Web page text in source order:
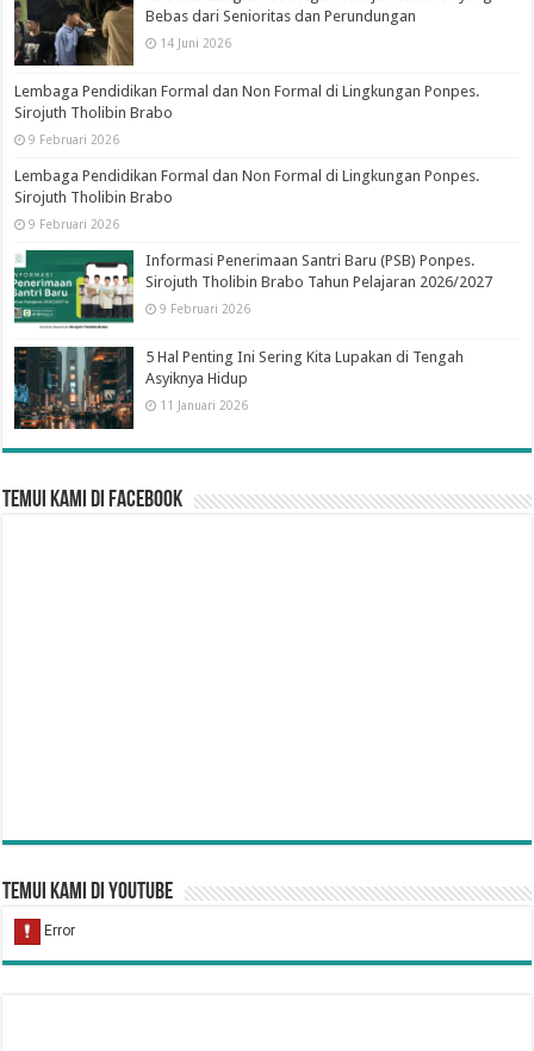
Bebas dari Senioritas dan Perundungan
14 Juni 2026
Lembaga Pendidikan Formal dan Non Formal di Lingkungan Ponpes.
Sirojuth Tholibin Brabo
9 Februari 2026
Lembaga Pendidikan Formal dan Non Formal di Lingkungan Ponpes.
Sirojuth Tholibin Brabo
9 Februari 2026
Informasi Penerimaan Santri Baru (PSB) Ponpes.
Sirojuth Tholibin Brabo Tahun Pelajaran 2026/2027
9 Februari 2026
5 Hal Penting Ini Sering Kita Lupakan di Tengah
Asyiknya Hidup
11 Januari 2026
Temui Kami di Facebook
Temui Kami di YouTube